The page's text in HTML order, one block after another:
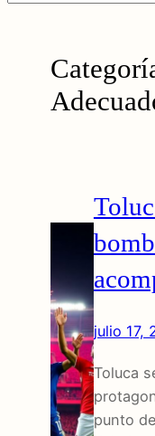
julio 17,
Toluca
punto